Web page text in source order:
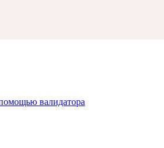
валидатора